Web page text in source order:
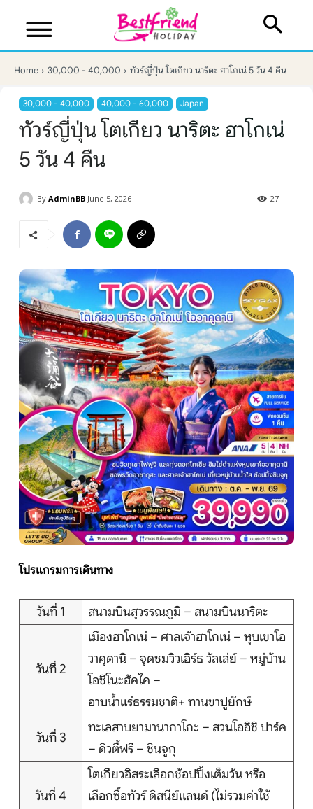
บริษัทเบสเฟรนด์ ฮอลิเดย์
เส้นทางที่ต้องการ
หน้าแรก
ทัวร์ต่างประเทศ
จัดกรุ๊ปต่างประเทศ
โปรไฟไหม้
ทัวร์ในประเทศ
บริการอื่นๆ
ติดต่อเรา
Search
Home 30,000 - 40,000 ทัวร์ญี่ปุ่น โตเกียว นาริตะ ฮาโกเน่ 5 วัน 4 คืน
30,000 - 40,000 40,000 - 60,000 Japan
ทัวร์ญี่ปุ่น โตเกียว นาริตะ ฮาโกเน่
5 วัน 4 คืน
By AdminBB June 5, 2026 27
โปรแกรมการเดินทาง
วันที่ 1 สนามบินสุวรรณภูมิ – สนามบินนาริตะ
วันที่ 2
เมืองฮาโกเน่ – ศาลเจ้าฮาโกเน่ – หุบเขาโอ
วาคุดานิ – จุดชมวิวเอิร์ธ วัลเล่ย์ – หมู่บ้าน
โอชิโนะฮัคไค –
อาบน้ำแร่ธรรมชาติ+ ทานขาปูยักษ์
วันที่ 3
ทะเลสาบยามานากาโกะ – สวนโออิชิ ปาร์ค
– ดิวตี้ฟรี – ชินจูกุ
วันที่ 4
โตเกียวอิสระเลือกช้อปปิ้งเต็มวัน หรือ
เลือกซื้อทัวร์ ดิสนีย์แลนด์ (ไม่รวมค่าใช้